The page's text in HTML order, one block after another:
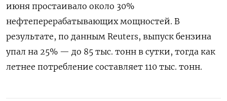
июня простаивало около 30%
нефтеперерабатывающих мощностей. В
результате, по данным Reuters, выпуск бензина
упал на 25% — до 85 тыс. тонн в сутки, тогда как
летнее потребление составляет 110 тыс. тонн.